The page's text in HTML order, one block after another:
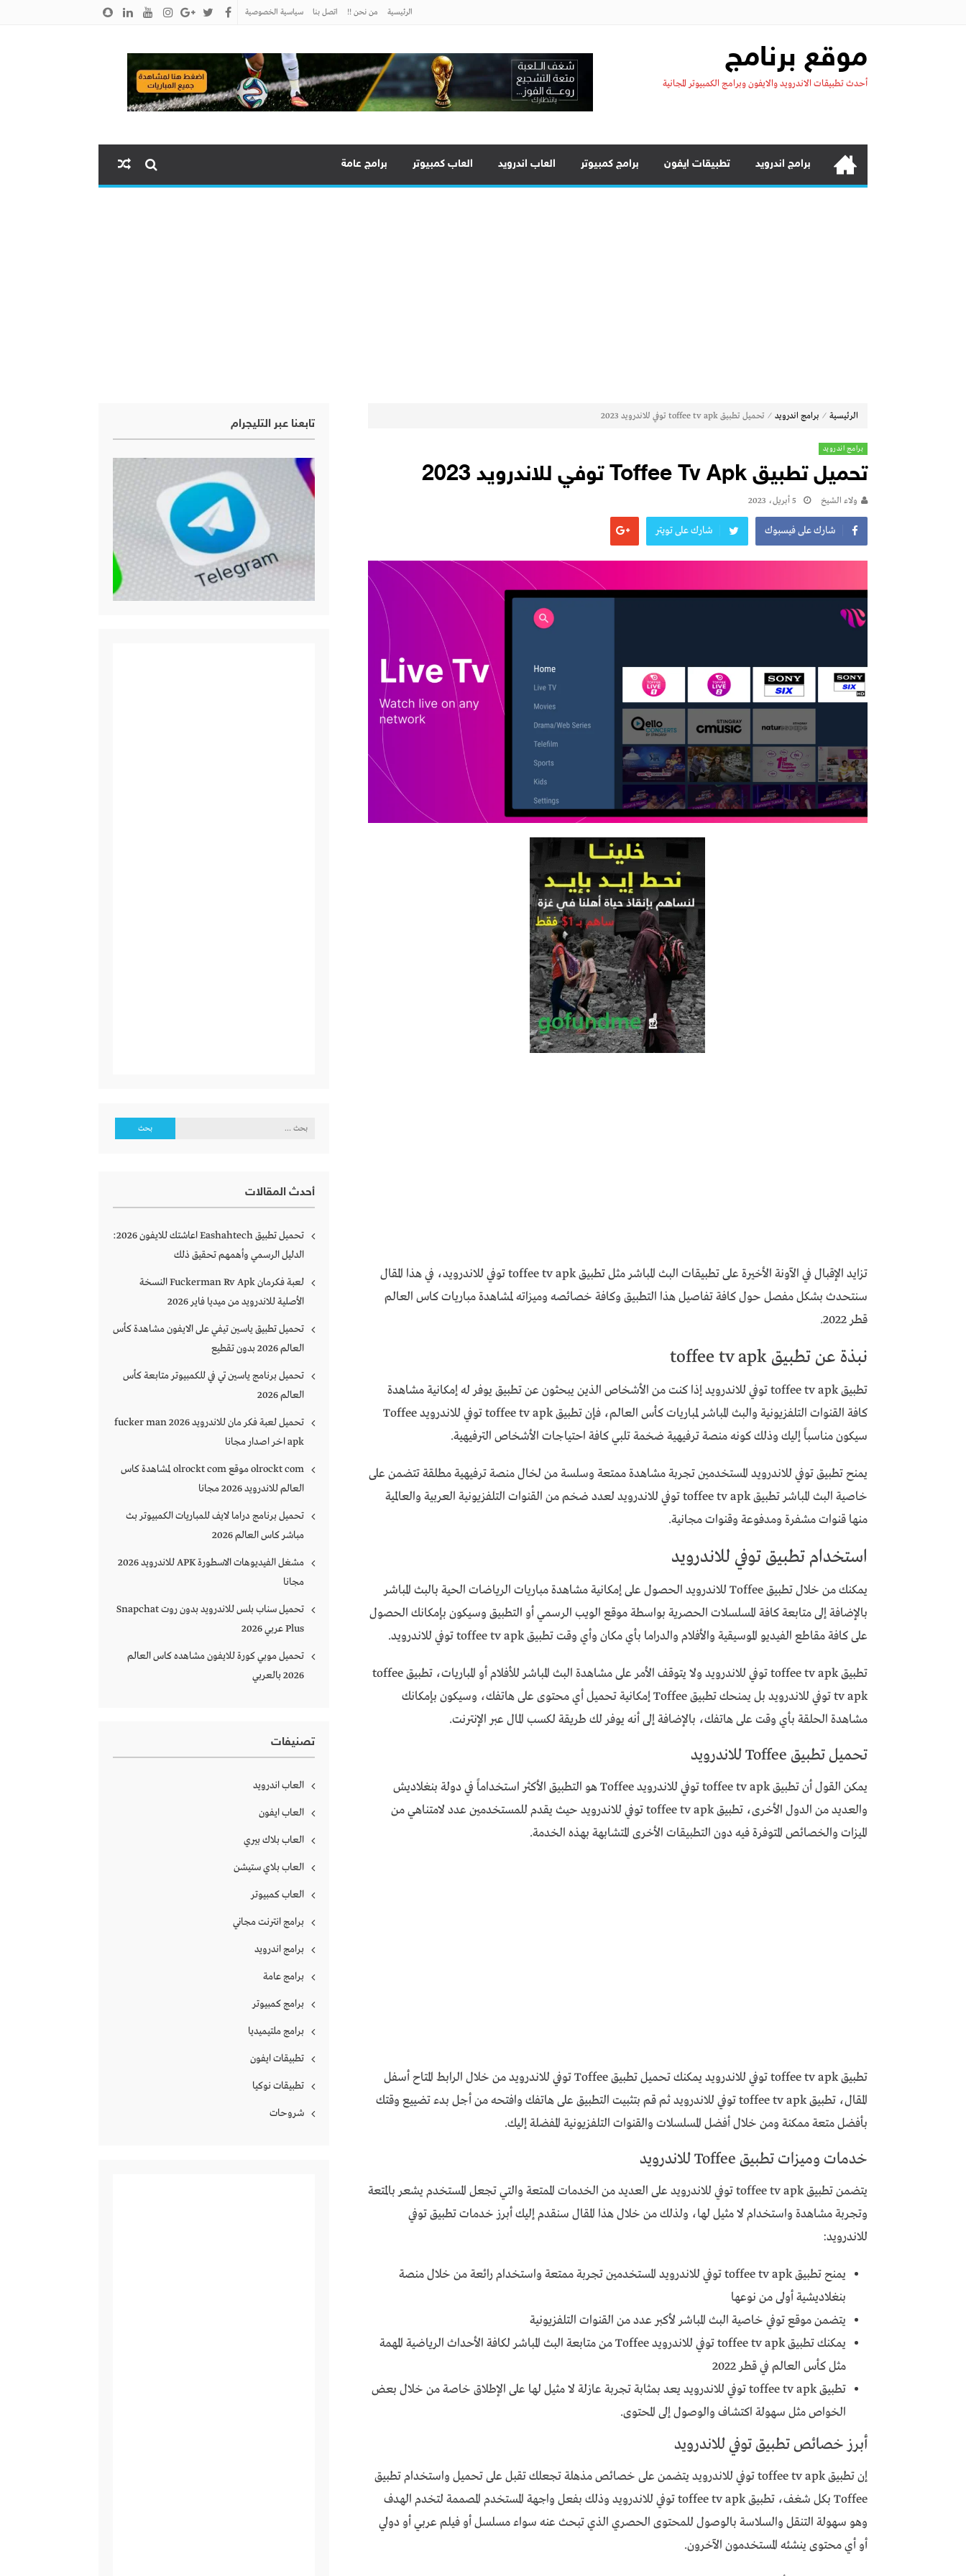
الرئيسية من نحن !! اتصل بنا سياسية الخصوصية
موقع برنامج
أحدث تطبيقات الاندرويد والايفون وبرامج الكمبيوتر المجانية
برامج اندرويد تطبيقات ايفون برامج كمبيوتر العاب اندرويد العاب كمبيوتر برامج عامة
الرئيسية ⁄ برامج اندرويد ⁄ تحميل تطبيق toffee tv apk توفي للاندرويد 2023
برامج اندرويد
تحميل تطبيق Toffee Tv Apk توفي للاندرويد 2023
ولاء الشيخ 5 أبريل، 2023
شارك على فيسبوك شارك على تويتر
تزايد الإقبال في الآونة الأخيرة على تطبيقات البث المباشر مثل تطبيق toffee tv apk توفي للاندرويد، في هذا المقال
سنتحدث بشكل مفصل حول كافة تفاصيل هذا التطبيق وكافة خصائصه وميزاته لمشاهدة مباريات كاس العالم
قطر 2022.
نبذة عن تطبيق toffee tv apk
تطبيق toffee tv apk توفي للاندرويد إذا كنت من الأشخاص الذين يبحثون عن تطبيق يوفر له إمكانية مشاهدة
كافة القنوات التلفزيونية والبث المباشر لمباريات كأس العالم، فإن تطبيق toffee tv apk توفي للاندرويد Toffee
سيكون مناسباً إليك وذلك كونه منصة ترفيهية ضخمة تلبي كافة احتياجات الأشخاص الترفيهية.
يمنح تطبيق توفي للاندرويد المستخدمين تجربة مشاهدة ممتعة وسلسة من لخال منصة ترفيهية مطلقة تتضمن على
خاصية البث المباشر تطبيق toffee tv apk توفي للاندرويد لعدد ضخم من القنوات التلفزيونية العربية والعالمية
منها قنوات مشفرة ومدفوعة وقنوات مجانية.
استخدام تطبيق توفي للاندرويد
يمكنك من خلال تطبيق Toffee للاندرويد الحصول على إمكانية مشاهدة مباريات الرياضات الحية بالبث المباشر
بالإضافة إلى متابعة كافة المسلسلات الحصرية بواسطة موقع الويب الرسمي أو التطبيق وسيكون بإمكانك الحصول
على كافة مقاطع الفيديو الموسيقية والأفلام والدراما بأي مكان وأي وقت تطبيق toffee tv apk توفي للاندرويد.
تطبيق toffee tv apk توفي للاندرويد ولا يتوقف الأمر على مشاهدة البث المباشر للأفلام أو المباريات، تطبيق toffee
tv apk توفي للاندرويد بل يمنحك تطبيق Toffee إمكانية تحميل أي محتوى على هاتفك، وسيكون بإمكانك
مشاهدة الحلقة بأي وقت على هاتفك، بالإضافة إلى أنه يوفر لك طريقة لكسب المال عبر الإنترنت.
تحميل تطبيق Toffee للاندرويد
يمكن القول أن تطبيق toffee tv apk توفي للاندرويد Toffee هو التطبيق الأكثر استخداماً في دولة بنغلاديش
والعديد من الدول الأخرى، تطبيق toffee tv apk توفي للاندرويد حيث يقدم للمستخدمين عدد لامتناهي من
الميزات والخصائص المتوفرة فيه دون التطبيقات الأخرى المتشابهة بهذه الخدمة.
تطبيق toffee tv apk توفي للاندرويد يمكنك تحميل تطبيق Toffee توفي للاندرويد من خلال الرابط المتاح أسفل
المقال، تطبيق toffee tv apk توفي للاندرويد ثم قم بتثبيت التطبيق على هاتفك وافتحه من أجل بدء تضييع وقتك
بأفضل متعة ممكنة ومن خلال أفضل المسلسلات والقنوات التلفزيونية المفضلة إليك.
خدمات وميزات تطبيق Toffee للاندرويد
يتضمن تطبيق toffee tv apk توفي للاندرويد على العديد من الخدمات الممتعة والتي تجعل المستخدم يشعر بالمتعة
وتجربة مشاهدة واستخدام لا مثيل لها، ولذلك من خلال هذا المقال سنقدم إليك أبرز خدمات تطبيق توفي
للاندرويد:
يمنح تطبيق toffee tv apk توفي للاندرويد المستخدمين تجربة ممتعة واستخدام رائعة من خلال منصة
بنغلاديشية أولى من نوعها
يتضمن موقع توفي خاصية البث المباشر لأكبر عدد من القنوات التلفزيونية
يمكنك تطبيق toffee tv apk توفي للاندرويد Toffee من متابعة البث المباشر لكافة الأحداث الرياضية المهمة
مثل كأس العالم في قطر 2022
تطبيق toffee tv apk توفي للاندرويد يعد بمثابة تجربة عازلة لا مثيل لها على الإطلاق خاصة من خلال بعض
الخواص مثل سهولة اكتشاف والوصول إلى المحتوى.
أبرز خصائص تطبيق توفي للاندرويد
إن تطبيق toffee tv apk توفي للاندرويد يتضمن على خصائص مذهلة تجعلك تقبل على تحميل واستخدام تطبيق
Toffee بكل شغف، تطبيق toffee tv apk توفي للاندرويد وذلك بفعل واجهة المستخدم المصممة لتخدم الهدف
وهو سهولة التنقل والسلاسة بالوصول للمحتوى الحصري الذي تبحث عنه سواء مسلسل أو فيلم عربي أو دولي
أو أي محتوى ينشئه المستخدمون الآخرون.
تابعنا عبر التليجرام
البحث
أحدث المقالات
تحميل تطبيق Eashahtech اعاشتك للايفون 2026:
الدليل الرسمي وأهمهم تحقيق ذلك
لعبة فكرمان Fuckerman Rv Apk النسخة
الأصلية للاندرويد من ميديا فاير 2026
تحميل تطبيق ياسين تيفي على الايفون مشاهدة كأس
العالم 2026 بدون تقطيع
تحميل برنامج ياسين تي في للكمبيوتر متابعة كأس
العالم 2026
تحميل لعبة فكر مان للاندرويد 2026 fucker man
apk اخر اصدار مجانا
olrockt com موقع olrockt com لمشاهدة كاس
العالم للاندرويد 2026 مجانا
تحميل برنامج دراما لايف للمباريات الكمبيوتر بث
مباشر كاس العالم 2026
مشغل الفيديوهات الاسطورة APK للاندرويد 2026
مجانا
تحميل سناب بلس للاندرويد بدون روت Snapchat
Plus‏ عربي 2026
تحميل موبي كورة للايفون مشاهده كاس العالم
2026 بالعربي
تصنيفات
العاب اندرويد
العاب ايفون
العاب بلاك بيري
العاب بلاي ستيشن
العاب كمبيوتر
برامج انترنت مجاني
برامج اندرويد
برامج عامة
برامج كمبيوتر
برامج ملتيميديا
تطبيقات ايفون
تطبيقات نوكيا
شروحات